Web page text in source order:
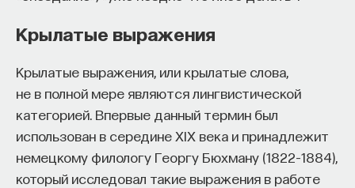
Крылатые выражения
Крылатые выражения, или крылатые слова,
не в полной мере являются лингвистической
категорией. Впервые данный термин был
использован в середине XIX века и принадлежит
немецкому филологу Георгу Бюхману (1822–1884),
который исследовал такие выражения в работе